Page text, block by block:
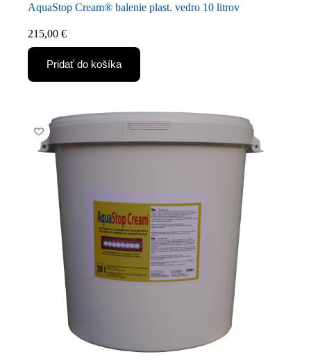
AquaStop Cream® balenie plast. vedro 10 litrov
215,00 €
Pridať do košíka